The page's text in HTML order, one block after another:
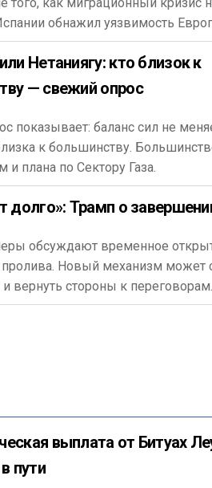
обнажил уязвимость
Нетаниягу: кто близок к
— свежий опрос
показывает: баланс сил не
к большинству.
и плана по Сектору Газа.
долго»: Трамп о
обсуждают временное
Новый механизм может
вернуть стороны к переговорам.
выплата от Битуах
пути